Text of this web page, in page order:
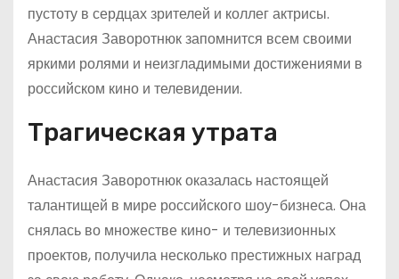
пустоту в сердцах зрителей и коллег актрисы.
Анастасия Заворотнюк запомнится всем своими
яркими ролями и неизгладимыми достижениями в
российском кино и телевидении.
Трагическая утрата
Анастасия Заворотнюк оказалась настоящей
талантищей в мире российского шоу-бизнеса. Она
снялась во множестве кино- и телевизионных
проектов, получила несколько престижных наград